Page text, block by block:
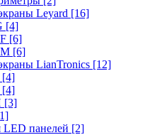
Leyard [16]
[4]
[6]
[6]
LianTronics [12]
[4]
[4]
[3]
LED панелей [2]